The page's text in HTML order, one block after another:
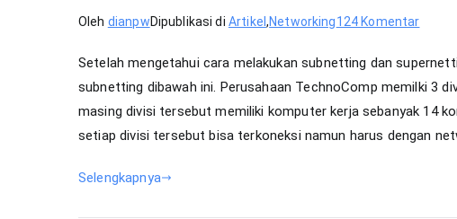
Oleh dianpwDipublikasi di Artikel ,Networking124 Komentarpada
IP
pada
Setelah mengetahui cara melakukan subnetting dan
subnetting dibawah ini. Perusahaan TechnoComp memilki 3
masing divisi tersebut memiliki komputer kerja sebanyak 14
setiap divisi tersebut bisa terkoneksi namun harus dengan
Selengkapnya